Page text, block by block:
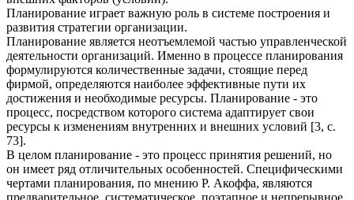
Планирование играет важную роль в системе построения и
развития стратегии организации.
Планирование является неотъемлемой частью управленческой
деятельности организаций. Именно в процессе планирования
формулируются количественные задачи, стоящие перед
фирмой, определяются наиболее эффективные пути их
достижения и необходимые ресурсы. Планирование - это
процесс, посредством которого система адаптирует свои
ресурсы к изменениям внутренних и внешних условий [3, с.
73].
В целом планирование - это процесс принятия решений, но
он имеет ряд отличительных особенностей. Специфическими
чертами планирования, по мнению Р. Акоффа, являются
предварительное, систематическое, поэтапное и непрерывное.